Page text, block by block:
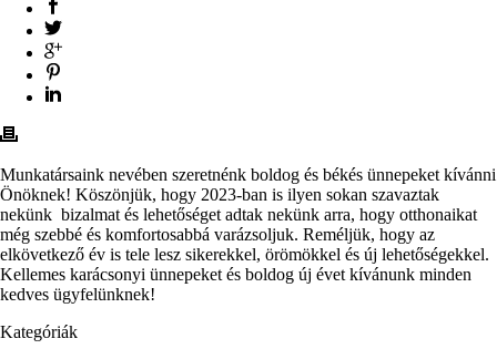
Munkatársaink nevében szeretnénk boldog és békés ünnepeket kívánni
Önöknek! Köszönjük, hogy 2023-ban is ilyen sokan szavaztak
nekünk bizalmat és lehetőséget adtak nekünk arra, hogy otthonaikat
még szebbé és komfortosabbá varázsoljuk. Reméljük, hogy az
elkövetkező év is tele lesz sikerekkel, örömökkel és új lehetőségekkel.
Kellemes karácsonyi ünnepeket és boldog új évet kívánunk minden
kedves ügyfelünknek!
Kategóriák